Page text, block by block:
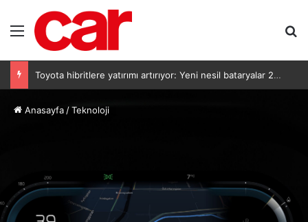
Menü
Toyota hibritlere yatırımı artırıyor: Yeni nesil bataryalar 2027’de geliyor
Anasayfa /Teknoloji